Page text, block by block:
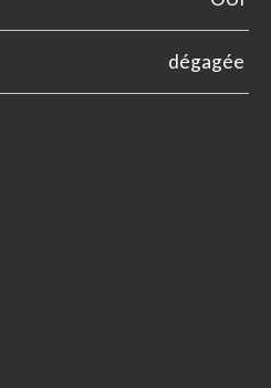
dégagée